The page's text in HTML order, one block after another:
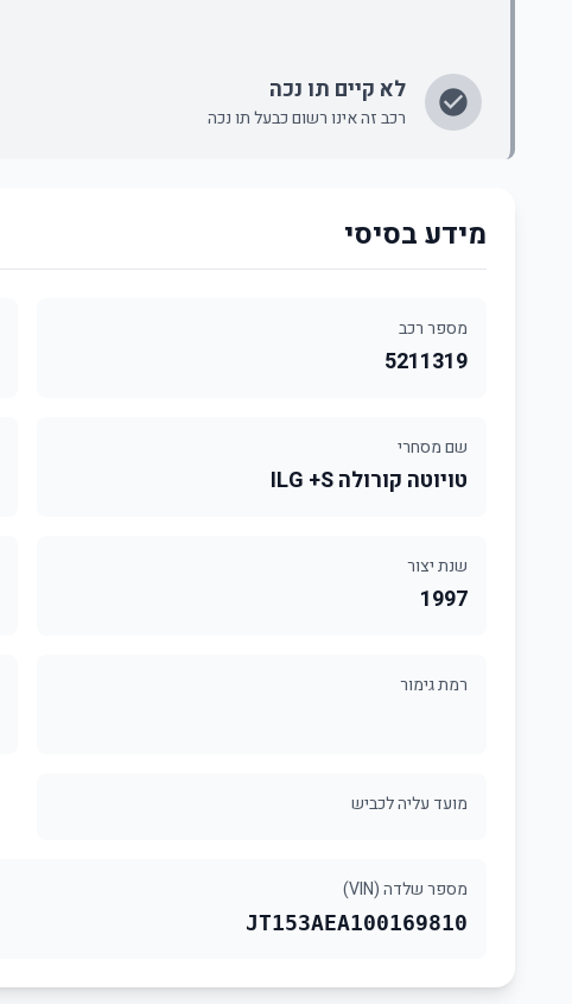
לא קיים תו נכה
רכב זה אינו רשום כבעל תו נכה
מידע בסיסי
מספר רכב
5211319
שם מסחרי
טויוטה קורולה ILG +S
שנת יצור
1997
רמת גימור
מועד עליה לכביש
מספר שלדה (VIN)
JT153AEA100169810